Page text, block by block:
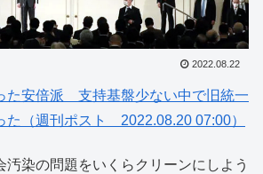
2022.08.22
た安倍派 支持基盤少ない中で旧統一
た（週刊ポスト 2022.08.20 07:00）
汚染の問題をいくらクリーンにしよう